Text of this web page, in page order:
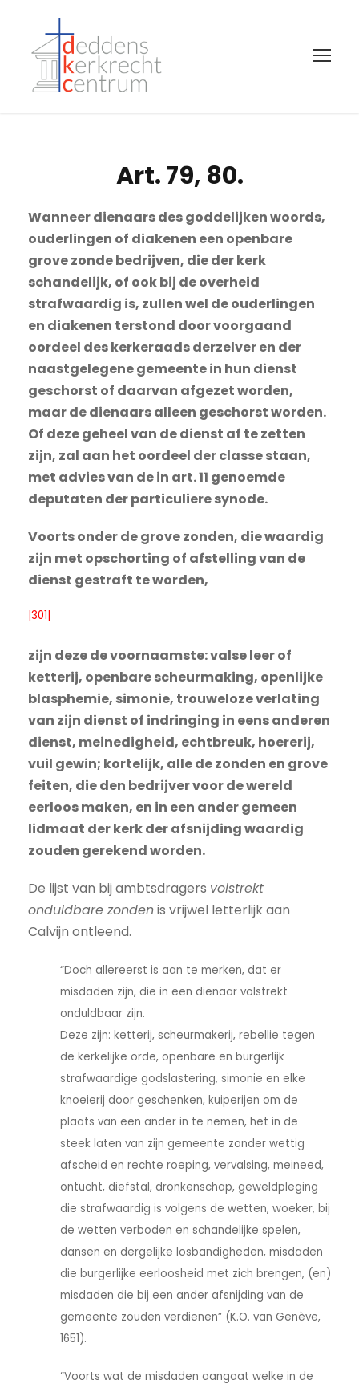
Art. 79, 80.
Wanneer dienaars des goddelijken woords,
ouderlingen of diakenen een openbare
grove zonde bedrijven, die der kerk
schandelijk, of ook bij de overheid
strafwaardig is, zullen wel de ouderlingen
en diakenen terstond door voorgaand
oordeel des kerkeraads derzelver en der
naastgelegene gemeente in hun dienst
geschorst of daarvan afgezet worden,
maar de dienaars alleen geschorst worden.
Of deze geheel van de dienst af te zetten
zijn, zal aan het oordeel der classe staan,
met advies van de in art. 11 genoemde
deputaten der particuliere synode.
Voorts onder de grove zonden, die waardig
zijn met opschorting of afstelling van de
dienst gestraft te worden,
|301|
zijn deze de voornaamste: valse leer of
ketterij, openbare scheurmaking, openlijke
blasphemie, simonie, trouweloze verlating
van zijn dienst of indringing in eens anderen
dienst, meinedigheid, echtbreuk, hoererij,
vuil gewin; kortelijk, alle de zonden en grove
feiten, die den bedrijver voor de wereld
eerloos maken, en in een ander gemeen
lidmaat der kerk der afsnijding waardig
zouden gerekend worden.
De lijst van bij ambtsdragers volstrekt
onduldbare zondenis vrijwel letterlijk aan
Calvijn ontleend.
“Doch allereerst is aan te merken, dat er
misdaden zijn, die in een dienaar volstrekt
onduldbaar zijn.
Deze zijn: ketterij, scheurmakerij, rebellie tegen
de kerkelijke orde, openbare en burgerlijk
strafwaardige godslastering, simonie en elke
knoeierij door geschenken, kuiperijen om de
plaats van een ander in te nemen, het in de
steek laten van zijn gemeente zonder wettig
afscheid en rechte roeping, vervalsing, meineed,
ontucht, diefstal, dronkenschap, geweldpleging
die strafwaardig is volgens de wetten, woeker, bij
de wetten verboden en schandelijke spelen,
dansen en dergelijke losbandigheden, misdaden
die burgerlijke eerloosheid met zich brengen, (en)
misdaden die bij een ander afsnijding van de
gemeente zouden verdienen” (K.O. van Genève,
1651).
“Voorts wat de misdaden aangaat welke in de